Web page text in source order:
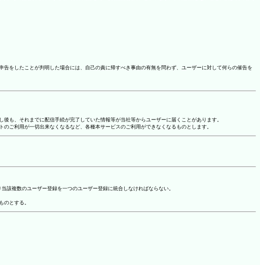
をしたことが判明した場合には、自己の責に帰すべき事由の有無を問わず、ユーザーに対して何らの催告を
も、それまでに配信手続が完了していた情報等が当社等からユーザーに届くことがあります。
ご利用が一切出来なくなるなど、各種本サービスのご利用ができなくなるものとします。
該複数のユーザー登録を一つのユーザー登録に統合しなければならない。
のとする。